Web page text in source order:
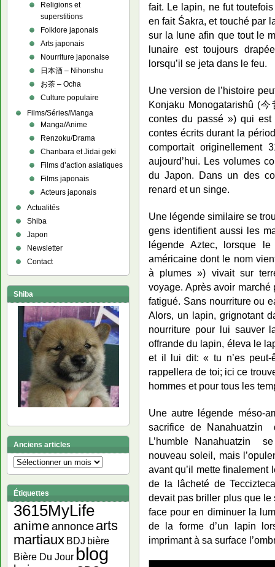
fait. Le lapin, ne fut
en fait Śakra, et touché par
sur la lune afin que tout le
lunaire est toujours
lorsqu’il se jeta dans le feu.
Une version de l’histoire
Konjaku Monogatarishû (
contes du passé ») qui est
contes écrits durant la
comportait originellement
aujourd’hui. Les volumes
du Japon. Dans un des
renard et un singe.
Une légende similaire se
gens identifient aussi les
légende Aztec, lorsque
américaine dont le nom
à plumes ») vivait sur
voyage. Après avoir
fatigué. Sans nourriture ou
Alors, un lapin, grignotant
nourriture pour lui sauver
offrande du lapin, éleva le
et il lui dit: « tu n’es peut-
rappellera de toi; ici ce
hommes et pour tous les
Une autre légende méso-
sacrifice de Nanahuatzin
L’humble Nanahuatzin
nouveau soleil, mais
avant qu’il mette
de la lâcheté de
devait pas briller plus que
face pour en diminuer la
de la forme d’un lapin
imprimant à sa surface
Religions et
superstitions
Folklore japonais
Arts japonais
Nourriture japonaise
日本酒 – Nihonshu
お茶 – Ocha
Culture populaire
Films/Séries/Manga
Manga/Anime
Renzoku/Drama
Chanbara et Jidai geki
Films d’action asiatiques
Films japonais
Acteurs japonais
Actualités
Shiba
Japon
Newsletter
Contact
Shiba
Anciens articles
Anciens
articles
Étiquettes
3615MyLife
anime annonce arts
martiaux BDJ bière
Bière Du Jour blog